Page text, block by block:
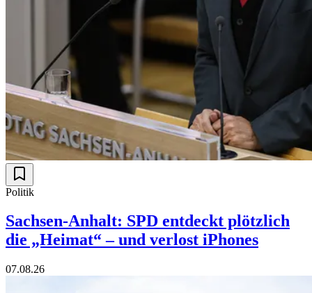
Politik
Sachsen-Anhalt: SPD entdeckt plötzlich
die „Heimat“ – und verlost iPhones
07.08.26